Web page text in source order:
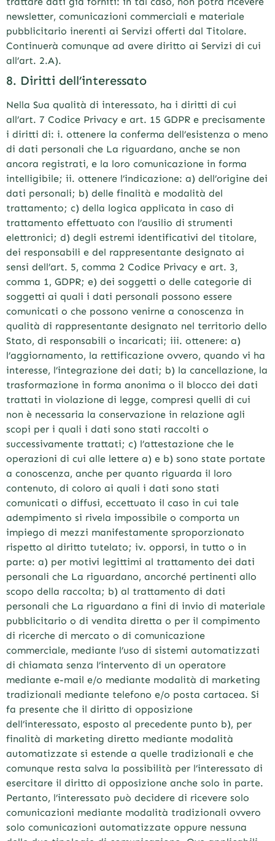
newsletter, comunicazioni commerciali e materiale
pubblicitario inerenti ai Servizi offerti dal Titolare.
Continuerà comunque ad avere diritto ai Servizi di cui
all’art. 2.A).
8. Diritti dell’interessato
Nella Sua qualità di interessato, ha i diritti di cui
all’art. 7 Codice Privacy e art. 15 GDPR e precisamente
i diritti di: i. ottenere la conferma dell’esistenza o meno
di dati personali che La riguardano, anche se non
ancora registrati, e la loro comunicazione in forma
intelligibile; ii. ottenere l’indicazione: a) dell’origine dei
dati personali; b) delle finalità e modalità del
trattamento; c) della logica applicata in caso di
trattamento effettuato con l’ausilio di strumenti
elettronici; d) degli estremi identificativi del titolare,
dei responsabili e del rappresentante designato ai
sensi dell’art. 5, comma 2 Codice Privacy e art. 3,
comma 1, GDPR; e) dei soggetti o delle categorie di
soggetti ai quali i dati personali possono essere
comunicati o che possono venirne a conoscenza in
qualità di rappresentante designato nel territorio dello
Stato, di responsabili o incaricati; iii. ottenere: a)
l’aggiornamento, la rettificazione ovvero, quando vi ha
interesse, l’integrazione dei dati; b) la cancellazione, la
trasformazione in forma anonima o il blocco dei dati
trattati in violazione di legge, compresi quelli di cui
non è necessaria la conservazione in relazione agli
scopi per i quali i dati sono stati raccolti o
successivamente trattati; c) l’attestazione che le
operazioni di cui alle lettere a) e b) sono state portate
a conoscenza, anche per quanto riguarda il loro
contenuto, di coloro ai quali i dati sono stati
comunicati o diffusi, eccettuato il caso in cui tale
adempimento si rivela impossibile o comporta un
impiego di mezzi manifestamente sproporzionato
rispetto al diritto tutelato; iv. opporsi, in tutto o in
parte: a) per motivi legittimi al trattamento dei dati
personali che La riguardano, ancorché pertinenti allo
scopo della raccolta; b) al trattamento di dati
personali che La riguardano a fini di invio di materiale
pubblicitario o di vendita diretta o per il compimento
di ricerche di mercato o di comunicazione
commerciale, mediante l’uso di sistemi automatizzati
di chiamata senza l’intervento di un operatore
mediante e-mail e/o mediante modalità di marketing
tradizionali mediante telefono e/o posta cartacea. Si
fa presente che il diritto di opposizione
dell’interessato, esposto al precedente punto b), per
finalità di marketing diretto mediante modalità
automatizzate si estende a quelle tradizionali e che
comunque resta salva la possibilità per l’interessato di
esercitare il diritto di opposizione anche solo in parte.
Pertanto, l’interessato può decidere di ricevere solo
comunicazioni mediante modalità tradizionali ovvero
solo comunicazioni automatizzate oppure nessuna